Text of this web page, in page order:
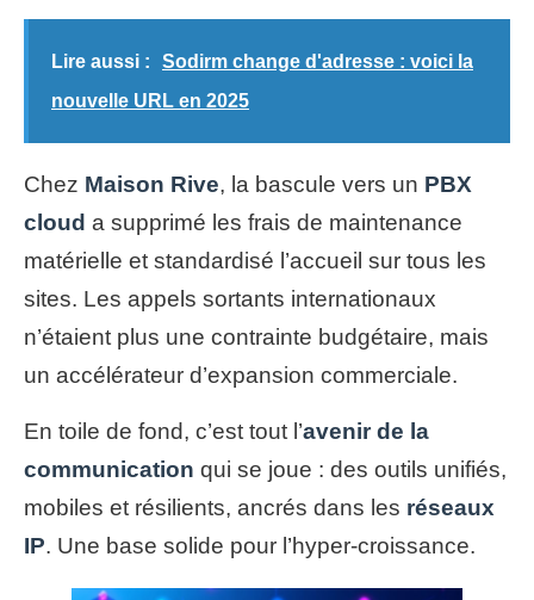
Lire aussi :
Sodirm change d'adresse : voici la
nouvelle URL en 2025
Chez Maison Rive, la bascule vers un PBX
cloud a supprimé les frais de maintenance
matérielle et standardisé l’accueil sur tous les
sites. Les appels sortants internationaux
n’étaient plus une contrainte budgétaire, mais
un accélérateur d’expansion commerciale.
En toile de fond, c’est tout l’avenir de la
communication qui se joue : des outils unifiés,
mobiles et résilients, ancrés dans les réseaux
IP. Une base solide pour l’hyper-croissance.